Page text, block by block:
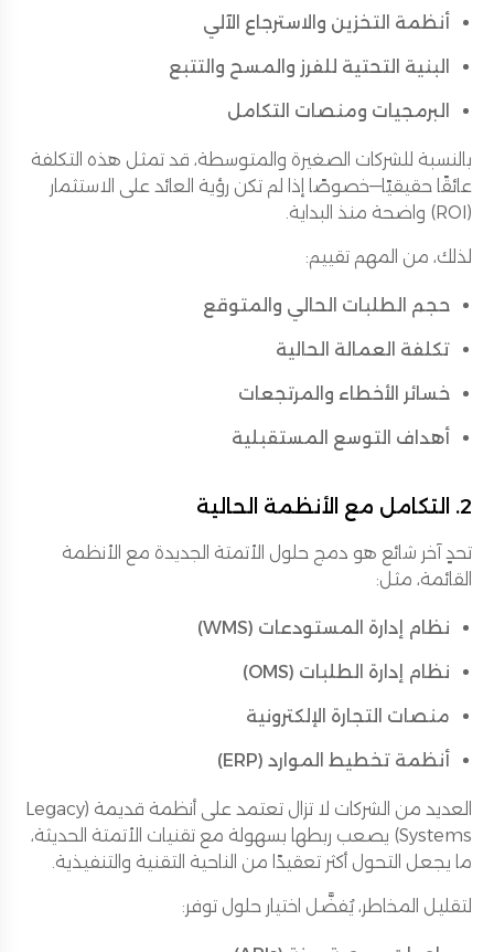
أنظمة التخزين والاسترجاع الآلي
البنية التحتية للفرز والمسح والتتبع
البرمجيات ومنصات التكامل
بالنسبة للشركات الصغيرة والمتوسطة، قد تمثل هذه التكلفة
عائقًا حقيقيًا—خصوصًا إذا لم تكن رؤية العائد على الاستثمار
(ROI) واضحة منذ البداية.
لذلك، من المهم تقييم:
حجم الطلبات الحالي والمتوقع
تكلفة العمالة الحالية
خسائر الأخطاء والمرتجعات
أهداف التوسع المستقبلية
2. التكامل مع الأنظمة الحالية
تحدٍ آخر شائع هو دمج حلول الأتمتة الجديدة مع الأنظمة
القائمة، مثل:
نظام إدارة المستودعات (WMS)
نظام إدارة الطلبات (OMS)
منصات التجارة الإلكترونية
أنظمة تخطيط الموارد (ERP)
العديد من الشركات لا تزال تعتمد على أنظمة قديمة (Legacy
Systems) يصعب ربطها بسهولة مع تقنيات الأتمتة الحديثة،
ما يجعل التحول أكثر تعقيدًا من الناحية التقنية والتنفيذية.
لتقليل المخاطر، يُفضَّل اختيار حلول توفر: